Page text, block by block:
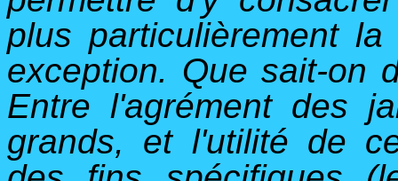
plus particulièrement
exception. Que sait-on
Entre l'agrément des
grands, et l'utilité de